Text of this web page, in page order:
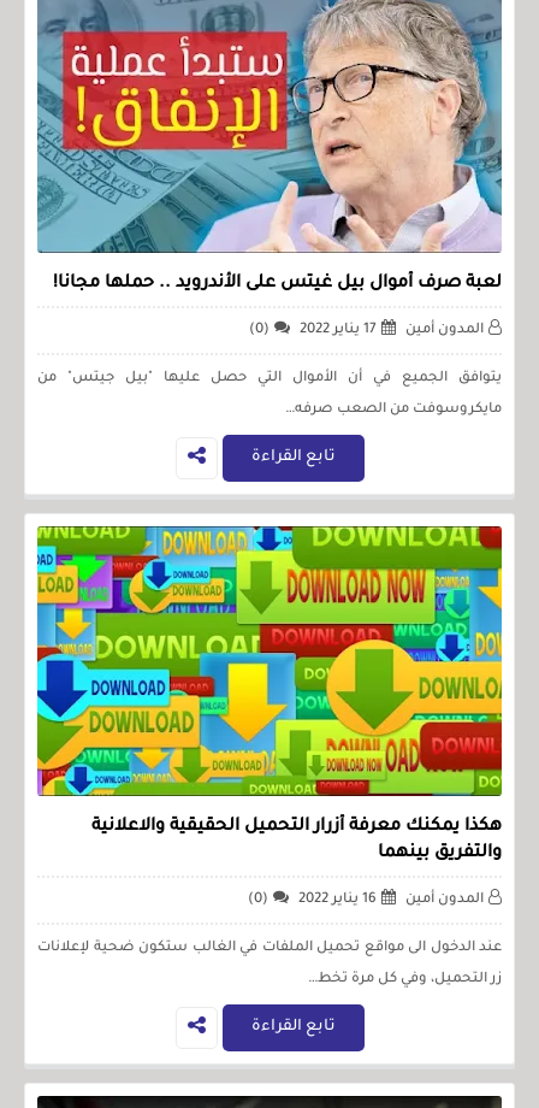
لعبة صرف أموال بيل غيتس على الأندرويد .. حملها مجانًا!
المدون أمين 17 يناير 2022 (0)
يتوافق الجميع في أن الأموال التي حصل عليها "بيل جيتس" من
مايكروسوفت من الصعب صرفه…
تابع القراءة
هكذا يمكنك معرفة أزرار التحميل الحقيقية والاعلانية
والتفريق بينهما
المدون أمين 16 يناير 2022 (0)
عند الدخول الى مواقع تحميل الملفات في الغالب ستكون ضحية لإعلانات
زر التحميل، وفي كل مرة تخط…
تابع القراءة